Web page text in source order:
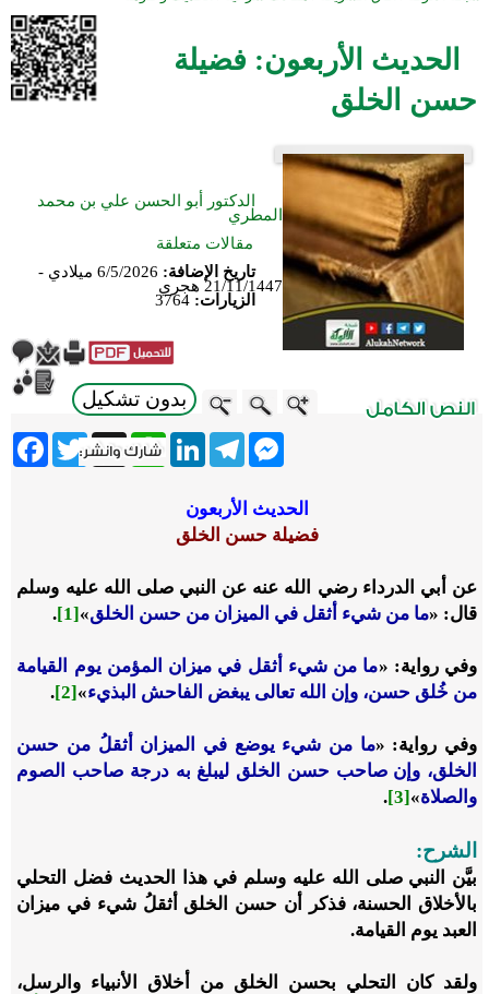
الحديث الأربعون: فضيلة
حسن الخلق
الدكتور أبو الحسن علي بن محمد
المطري
مقالات متعلقة
تاريخ الإضافة:
6/5/2026 ميلادي -
21/11/1447 هجري
الزيارات: 3764
بدون تشكيل
Twitter X
WhatsApp
LinkedInTelegram
Messenger
الحديث الأربعون
فضيلة حسن الخلق
عن أبي الدرداءرضي الله عنه عن النبيصلى الله عليه وسلم
قال: «ما من شيء أثقل في الميزان من حسن الخلق»
[1]
.
وفي رواية: «ما من شيء أثقل في ميزان المؤمن يوم القيامة
من خُلق حسن، وإن الله تعالى يبغض الفاحش البذيء»
[2]
.
وفي رواية: «ما من شيء يوضع في الميزان أثقلُ من حسن
الخلق، وإن صاحب حسن الخلق ليبلغ به درجة صاحب الصوم
والصلاة»
[3]
.
الشرح:
بيَّن النبيصلى الله عليه وسلم في هذا الحديث فضل التحلي
بالأخلاق الحسنة، فذكر أن حسن الخلق أثقلُ شيء في ميزان
العبد يوم القيامة.
ولقد كان التحلي بحسن الخلق من أخلاق الأنبياء والرسل،